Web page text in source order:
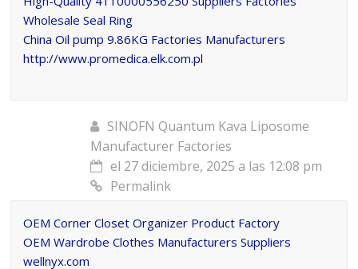
Wholesale Seal Ring
China Oil pump 9.86KG Factories Manufacturers
http://www.promedica.elk.com.pl
SINOFN Quantum Kava Liposome
Manufacturer Factories
el 27 diciembre, 2025 a las 12:08 pm
Permalink
OEM Corner Closet Organizer Product Factory
OEM Wardrobe Clothes Manufacturers Suppliers
wellnyx.com